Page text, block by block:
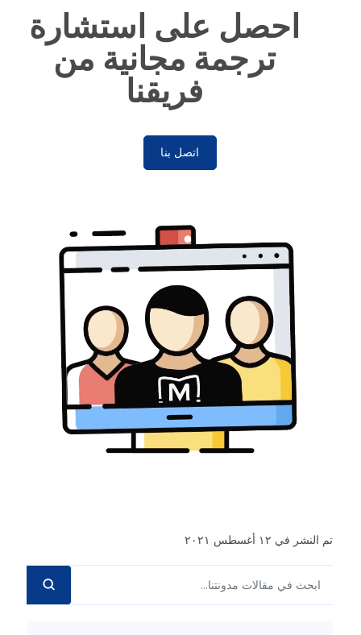
احصل على استشارة
ترجمة مجانية من
فريقنا
اتصل بنا
تم النشر في ١٢ أغسطس ٢٠٢١